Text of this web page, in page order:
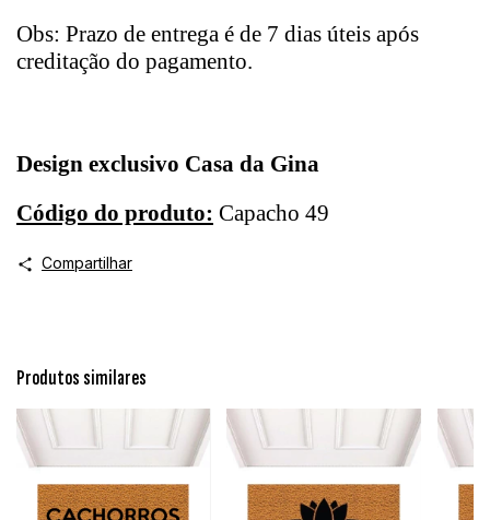
Obs: Prazo de entrega é de 7 dias úteis após
creditação do pagamento.
Design exclusivo Casa da Gina
Código do produto: Capacho 49
Compartilhar
Produtos similares